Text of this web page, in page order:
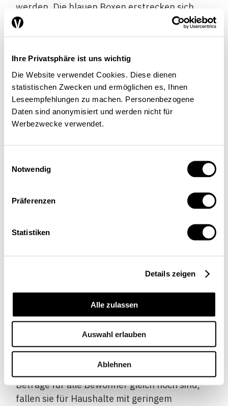
Ihre Privatsphäre ist uns wichtig
Die Website verwendet Cookies. Diese dienen
statistischen Zwecken und ermöglichen es, Ihnen
Leseempfehlungen zu machen. Personenbezogene
Daten sind anonymisiert und werden nicht für
Werbezwecke verwendet.
Notwendig
Präferenzen
Statistiken
Details zeigen
Alle zulassen
Auswahl erlauben
Ablehnen
werden. Die blauen Boxen erstrecken sich
vom ersten bis zum dritten Quartil der
Geringverdiener
profitieren
-Abgabe (maximal 450
Millionen Franken) ins Gebäudeprogramm. Mit
Hausbesitzer, die Energieeffizienz der
Verhältnis der Abgabeerträge an Industrie
wohnhaften Personen ausgezahlt wird. Im
laufenden Jahr beträgt er beispielsweise
77.40 Franken pro Person.
[2]
jährlichen Emissionen der Empfänger. Da die
Beträge für alle Bewohner gleich hoch sind,
fallen sie für Haushalte mit geringem